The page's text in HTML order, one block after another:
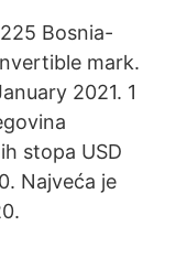
Bosnia-
mark.
2021. 1
stopa USD
Najveća je